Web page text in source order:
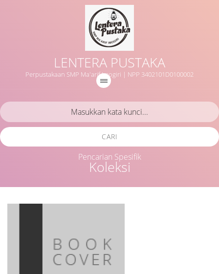
LENTERA PUSTAKA
Perpustakaan SMP Ma'arif Imogiri | NPP 3402101D0100002
Koleksi
CARI
Pencarian Spesifik